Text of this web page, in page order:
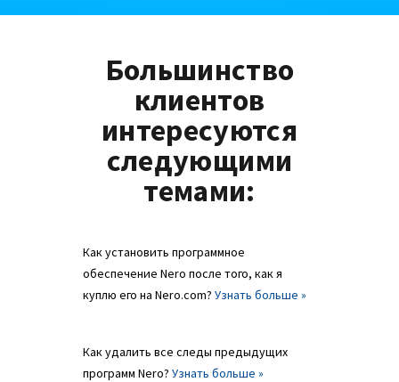
Большинство
клиентов
интересуются
следующими
темами:
Как установить программное
обеспечение Nero после того, как я
куплю его на Nero.com? Узнать больше »
Как удалить все следы предыдущих
программ Nero? Узнать больше »